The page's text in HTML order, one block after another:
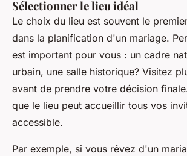
Sélectionner le lieu idéal
Le choix du lieu est souvent le
dans la planification d'un mariage.
est important pour vous : un cadre
urbain, une salle historique? Visitez
avant de prendre votre décision
que le lieu peut accueillir tous vos
accessible.
Par exemple, si vous rêvez d'un